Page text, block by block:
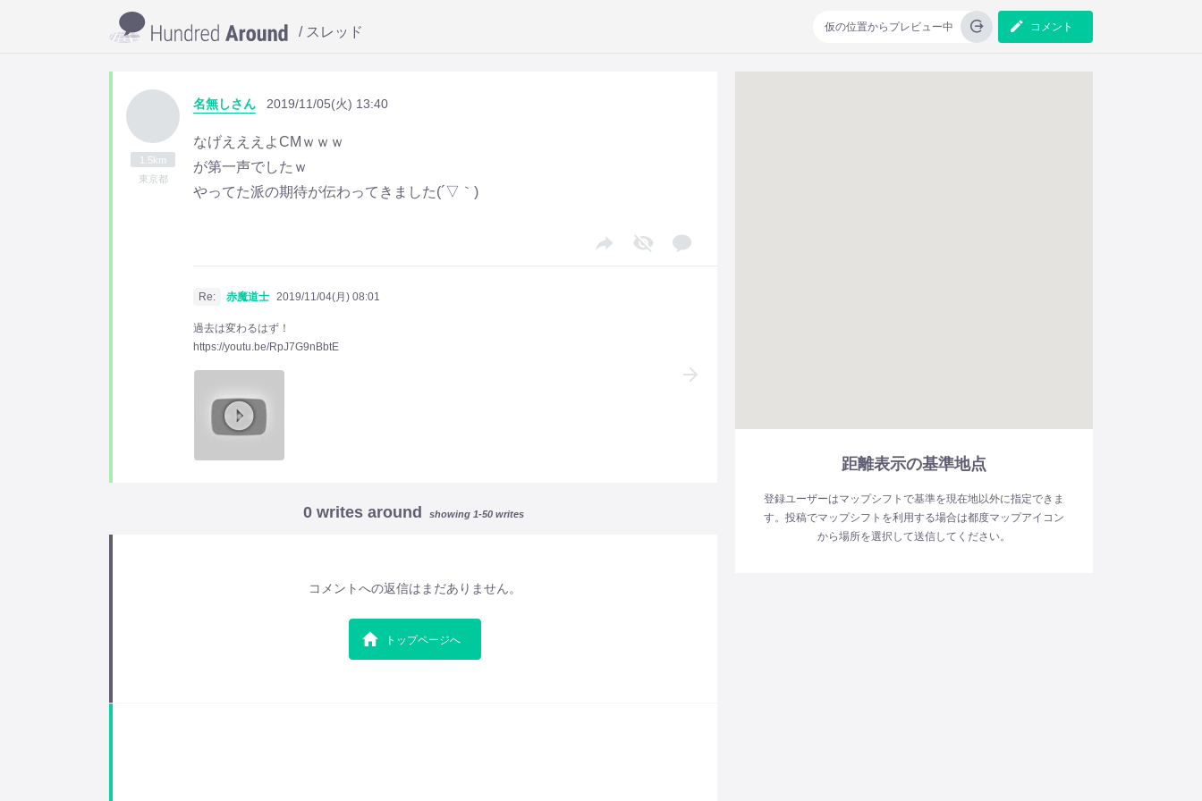
スレッド 仮の位置からプレビュー中 コメント
1.5km
東京都
名無しさん 2019/11/05(火) 13:40
なげえええよCMｗｗｗ
が第一声でしたｗ
やってた派の期待が伝わってきました(´▽｀)
Re: 赤魔道士 2019/11/04(月) 08:01
過去は変わるはず！
https://youtu.be/RpJ7G9nBbtE
0 writes around showing 1-50 writes
コメントへの返信はまだありません。
トップページへ
距離表示の基準地点
登録ユーザーはマップシフトで基準を現在地以外に指定できま
す。投稿でマップシフトを利用する場合は都度マップアイコン
から場所を選択して送信してください。